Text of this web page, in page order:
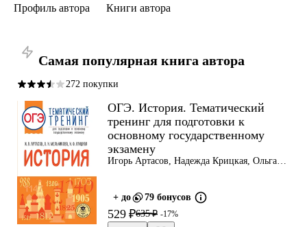
Профиль автора Книги автора
Самая популярная книга автора
272 покупки
ОГЭ. История. Тематический
тренинг для подготовки к
основному государственному
экзамену
Игорь Артасов, Надежда Крицкая, Ольга
+ до 79 бонусов
529 ₽635 ₽ -17%